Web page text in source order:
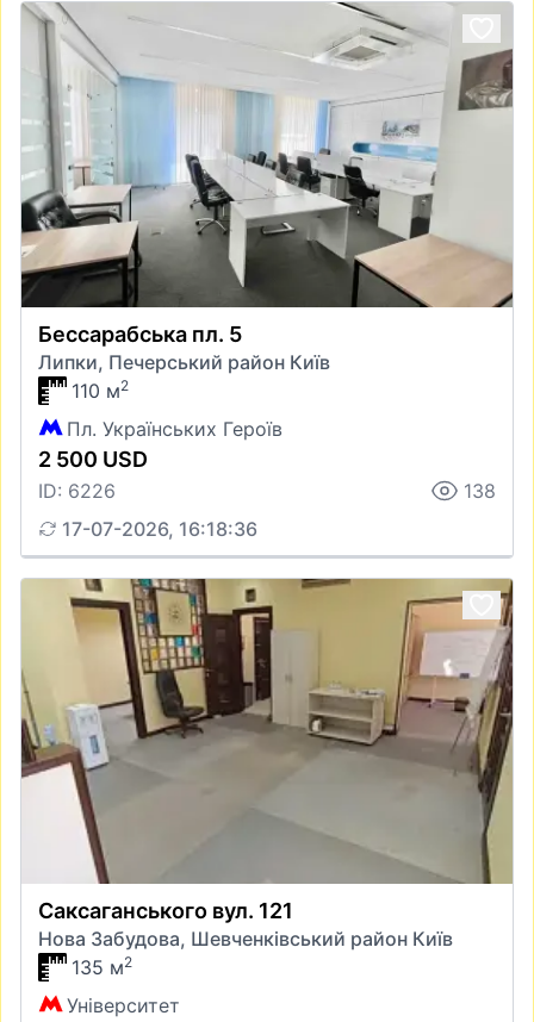
Бессарабська пл. 5
Липки, Печерський район Київ
110 м2
Пл. Українських Героїв
2 500 USD
ID: 6226
138
17-07-2026, 16:18:36
Саксаганського вул. 121
Нова Забудова, Шевченківський район Київ
135 м2
Університет